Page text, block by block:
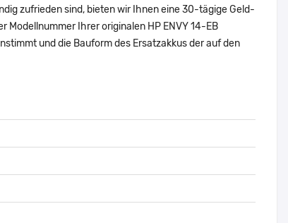
zufrieden sind, bieten wir Ihnen eine 30-tägige Geld-
Ihrer originalen HP ENVY 14-EB
und die Bauform des Ersatzakkus der auf den